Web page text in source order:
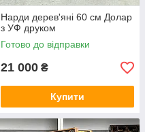
Нарди дерев'яні 60 см Долар
з УФ друком
Готово до відправки
21 000 ₴
Купити